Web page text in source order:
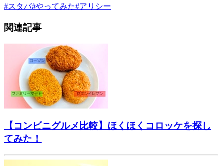
#スタバ#やってみた#アリシー
関連記事
【コンビニグルメ比較】ほくほくコロッケを探し
てみた！